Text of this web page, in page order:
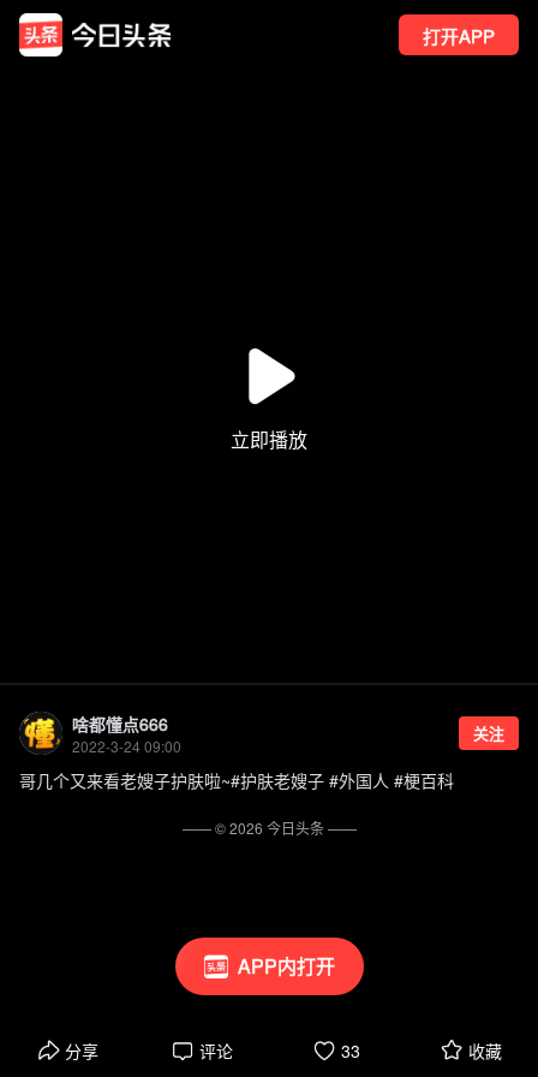
打开APP
APP内打开
啥都懂点666
2022-3-24 09:00
关注
哥几个又来看老嫂子护肤啦~#护肤老嫂子 #外国人 #梗百科
分享 评论 33 收藏
—— ©2026 今日头条——